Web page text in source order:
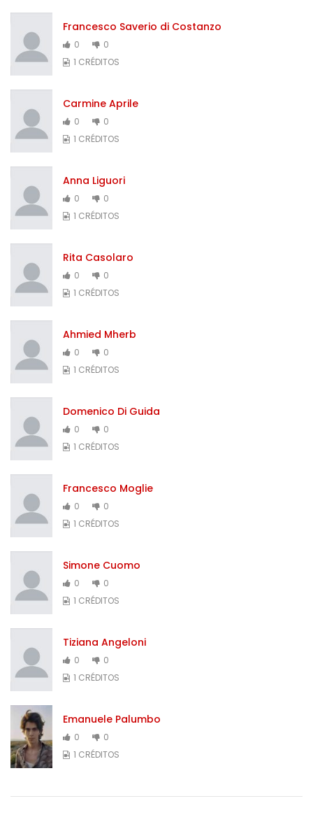
Francesco Saverio di Costanzo
0
0
1 CRÉDITOS
Carmine Aprile
0
0
1 CRÉDITOS
Anna Liguori
0
0
1 CRÉDITOS
Rita Casolaro
0
0
1 CRÉDITOS
Ahmied Mherb
0
0
1 CRÉDITOS
Domenico Di Guida
0
0
1 CRÉDITOS
Francesco Moglie
0
0
1 CRÉDITOS
Simone Cuomo
0
0
1 CRÉDITOS
Tiziana Angeloni
0
0
1 CRÉDITOS
Emanuele Palumbo
0
0
1 CRÉDITOS